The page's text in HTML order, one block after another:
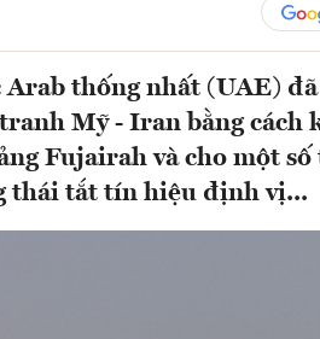
Arab thống nhất (UAE)
Mỹ - Iran bằng cách
Fujairah và cho một
thái tắt tín hiệu định vị...